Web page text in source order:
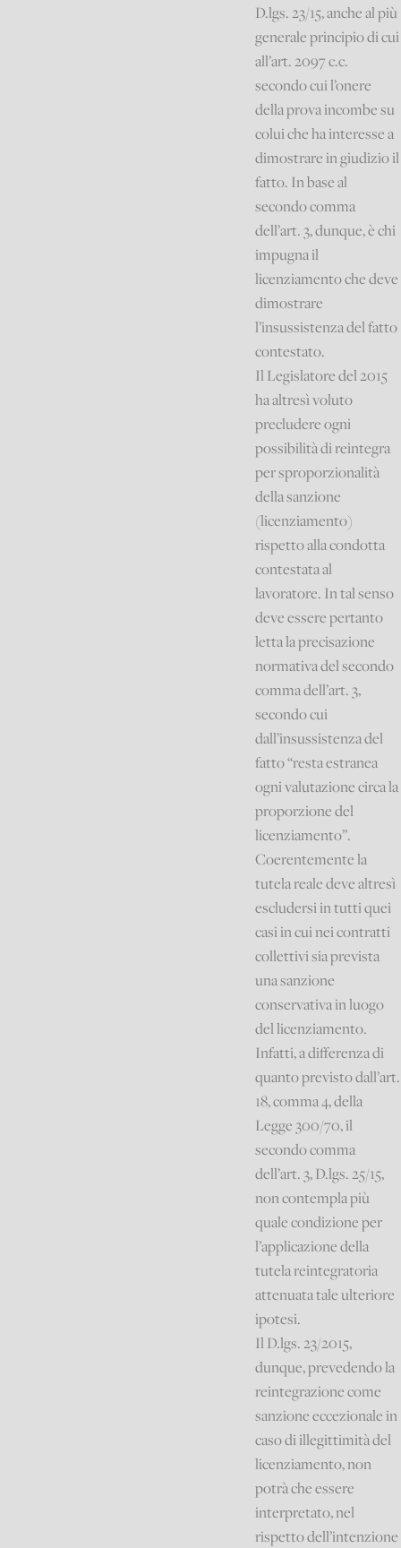
D.lgs. 23/15, anche al più
generale principio di cui
all’art. 2097 c.c.
secondo cui l’onere
della prova incombe su
colui che ha interesse a
dimostrare in giudizio il
fatto. In base al
secondo comma
dell’art. 3, dunque, è chi
impugna il
licenziamento che deve
dimostrare
l’insussistenza del fatto
contestato.
Il Legislatore del 2015
ha altresì voluto
precludere ogni
possibilità di reintegra
per sproporzionalità
della sanzione
(licenziamento)
rispetto alla condotta
contestata al
lavoratore. In tal senso
deve essere pertanto
letta la precisazione
normativa del secondo
comma dell’art. 3,
secondo cui
dall’insussistenza del
fatto “resta estranea
ogni valutazione circa la
proporzione del
licenziamento”.
Coerentemente la
tutela reale deve altresì
escludersi in tutti quei
casi in cui nei contratti
collettivi sia prevista
una sanzione
conservativa in luogo
del licenziamento.
Infatti, a differenza di
quanto previsto dall’art.
18, comma 4, della
Legge 300/70, il
secondo comma
dell’art. 3, D.lgs. 25/15,
non contempla più
quale condizione per
l’applicazione della
tutela reintegratoria
attenuata tale ulteriore
ipotesi.
Il D.lgs. 23/2015,
dunque, prevedendo la
reintegrazione come
sanzione eccezionale in
caso di illegittimità del
licenziamento, non
potrà che essere
interpretato, nel
rispetto dell’intenzione